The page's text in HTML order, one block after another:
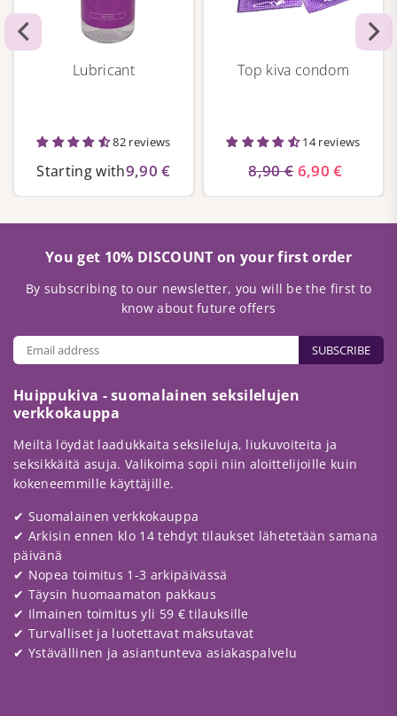
Lubricant
82 reviews
Starting with9,90 €
Top kiva condom
14 reviews
8,90 € 6,90 €
You get 10% DISCOUNT on your first order
By subscribing to our newsletter, you will be the first to
know about future offers
SUBSCRIBE
Huippukiva - suomalainen seksilelujen
verkkokauppa
Meiltä löydät laadukkaita seksileluja, liukuvoiteita ja
seksikkäitä asuja. Valikoima sopii niin aloittelijoille kuin
kokeneemmille käyttäjille.
✔ Suomalainen verkkokauppa
✔ Arkisin ennen klo 14 tehdyt tilaukset lähetetään samana
päivänä
✔ Nopea toimitus 1-3 arkipäivässä
✔ Täysin huomaamaton pakkaus
✔ Ilmainen toimitus yli 59 € tilauksille
✔ Turvalliset ja luotettavat maksutavat
✔ Ystävällinen ja asiantunteva asiakaspalvelu